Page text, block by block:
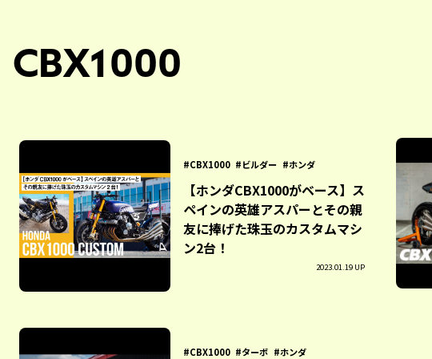
CBX1000
CBX1000 ビルダー ホンダ
【ホンダCBX1000がベース】ス
ペインの英雄アスパーとその親
友に捧げた珠玉のカスタムマシ
ン2台！
2023.01.19 UP
CBX1000 ターボ ホンダ